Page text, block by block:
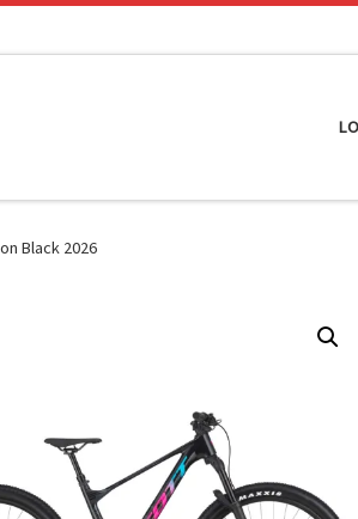
Black 2026